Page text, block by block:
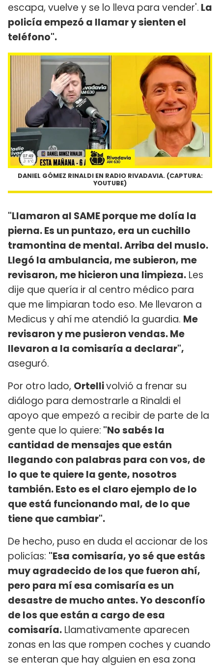
escapa, vuelve y se lo lleva para vender'. La
policía empezó a llamar y sienten el
teléfono".
DANIEL GÓMEZ RINALDI EN RADIO RIVADAVIA. (CAPTURA:
YOUTUBE)
"Llamaron al SAME porque me dolía la
pierna. Es un puntazo, era un cuchillo
tramontina de mental. Arriba del muslo.
Llegó la ambulancia, me subieron, me
revisaron, me hicieron una limpieza. Les
dije que quería ir al centro médico para
que me limpiaran todo eso. Me llevaron a
Medicus y ahí me atendió la guardia. Me
revisaron y me pusieron vendas. Me
llevaron a la comisaría a declarar",
aseguró.
Por otro lado, Ortellivolvió a frenar su
diálogo para demostrarle a Rinaldi el
apoyo que empezó a recibir de parte de la
gente que lo quiere: "No sabés la
cantidad de mensajes que están
llegando con palabras para con vos, de
lo que te quiere la gente, nosotros
también. Esto es el claro ejemplo de lo
que está funcionando mal, de lo que
tiene que cambiar".
De hecho, puso en duda el accionar de los
policías: "Esa comisaría, yo sé que estás
muy agradecido de los que fueron ahí,
pero para mí esa comisaría es un
desastre de mucho antes. Yo desconfío
de los que están a cargo de esa
comisaría. Llamativamente aparecen
zonas en las que rompen coches y cuando
se enteran que hay alguien en esa zona